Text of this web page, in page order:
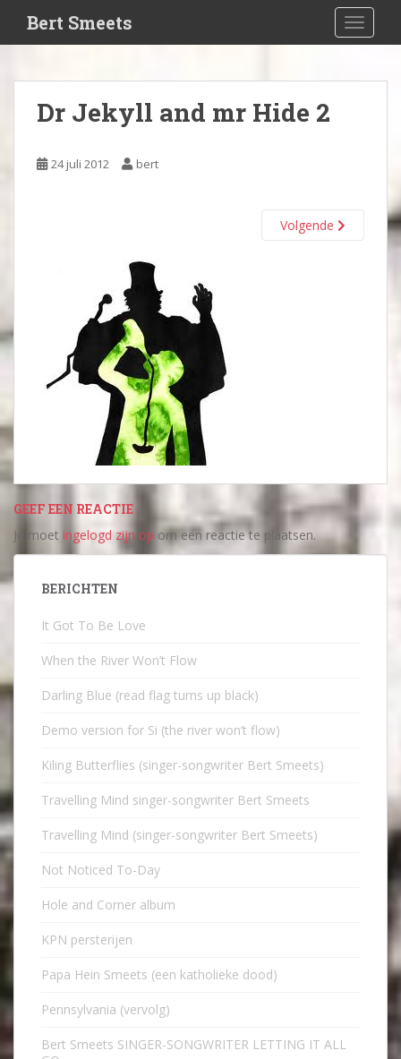
i
t
Bert Smeets
Dr Jekyll and mr Hide 2
24 juli 2012 bert
Volgende
GEEF EEN REACTIE
Je moet ingelogd zijn op om een reactie te plaatsen.
BERICHTEN
It Got To Be Love
When the River Won’t Flow
Darling Blue (read flag turns up black)
Demo version for Si (the river won’t flow)
Kiling Butterflies (singer-songwriter Bert Smeets)
Travelling Mind singer-songwriter Bert Smeets
Travelling Mind (singer-songwriter Bert Smeets)
Not Noticed To-Day
Hole and Corner album
KPN persterijen
Papa Hein Smeets (een katholieke dood)
Pennsylvania (vervolg)
Bert Smeets SINGER-SONGWRITER LETTING IT ALL